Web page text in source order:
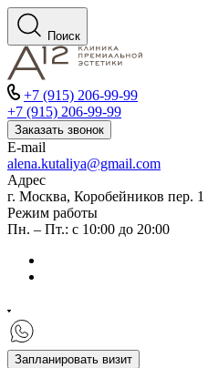
Поиск
+7 (915) 206-99-99
+7 (915) 206-99-99
Заказать звонок
E-mail
alena.kutaliya@gmail.com
Адрес
г. Москва, Коробейников пер. 1
Режим работы
Пн. – Пт.: с 10:00 до 20:00
Запланировать визит